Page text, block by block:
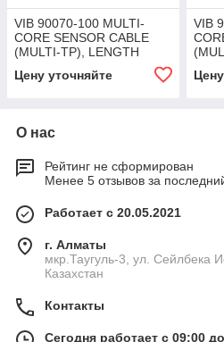
VIB 90070-100 MULTI-
CORE SENSOR CABLE
(MULTI-TP), LENGTH
Цену уточняйте
VIB
О нас
Рейтинг не сформирован
Менее 5 отзывов за
Работает с 20.05.2021
г. Алматы
мкр.Таугуль-3, ул. Сейлбека
Казахстан
Контакты
Сегодня работает с 09:00